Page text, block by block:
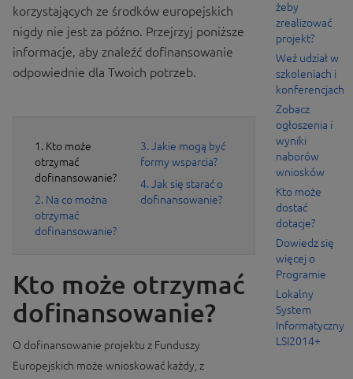
korzystających ze środków europejskich
nigdy nie jest za późno. Przejrzyj poniższe
informacje, aby znaleźć dofinansowanie
odpowiednie dla Twoich potrzeb.
1. Kto może
otrzymać
dofinansowanie?
2. Na co można
otrzymać
dofinansowanie?
3. Jakie mogą być
formy wsparcia?
4. Jak się starać o
dofinansowanie?
Kto może otrzymać
dofinansowanie?
O dofinansowanie projektu z Funduszy
Europejskich może wnioskować każdy, z
żeby
zrealizować
projekt?
Weź udział w
szkoleniach i
konferencjach
Zobacz
ogłoszenia i
wyniki
naborów
wniosków
Kto może
dostać
dotacje?
Dowiedz się
więcej o
Programie
Lokalny
System
Informatyczny
LSI2014+